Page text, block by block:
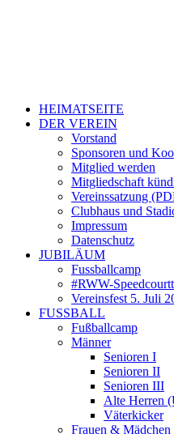
HEIMATSEITE
DER VEREIN
Vorstand
Sponsoren und
Mitglied werden
Mitgliedschaft
Vereinssatzung
Clubhaus und
Impressum
Datenschutz
JUBILÄUM
Fussballcamp
#RWW-
Vereinsfest 5. Juli
FUSSBALL
Fußballcamp
Männer
Senioren I
Senioren II
Senioren III
Alte Herren
Väterkicker
Frauen & Mädchen